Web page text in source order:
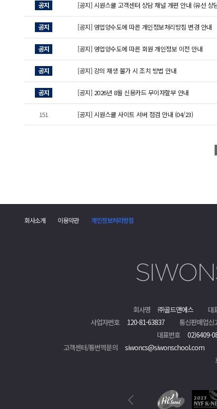
공지 [공지] 시원스쿨 고객센터 상담 채널 개편 안내 (유선 상
공지 [공지] 영업양수도에 따른 개인정보처리방침 변경 안내
공지 [공지] 영업양수도에 따른 회원 개인정보 이전 안내
공지 [공지] 강의 재생 불가 시 조치 방법 안내
공지 [공지] 2026년 8월 신용카드 무이자할부 안내
151 [공지] 시원스쿨 사이트 서버 점검 안내 (04/23)
회사소개 이용약관 개인정보처리방침
회사명 ㈜골드앤에스
대
사업자번호
120-81-63837
통신판매업신
대표번호
02)6409-
고객센터/통번역문의
siwoncs@siwonschool.com